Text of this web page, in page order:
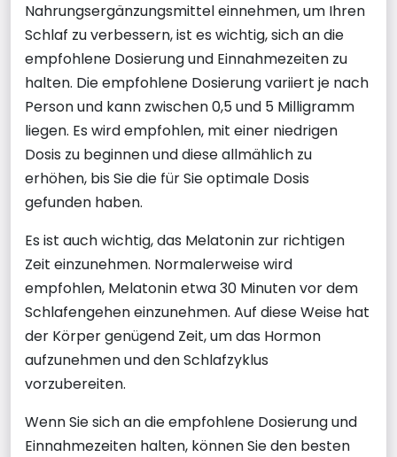
Nahrungsergänzungsmittel einnehmen, um Ihren
Schlaf zu verbessern, ist es wichtig, sich an die
empfohlene Dosierung und Einnahmezeiten zu
halten. Die empfohlene Dosierung variiert je nach
Person und kann zwischen 0,5 und 5 Milligramm
liegen. Es wird empfohlen, mit einer niedrigen
Dosis zu beginnen und diese allmählich zu
erhöhen, bis Sie die für Sie optimale Dosis
gefunden haben.
Es ist auch wichtig, das Melatonin zur richtigen
Zeit einzunehmen. Normalerweise wird
empfohlen, Melatonin etwa 30 Minuten vor dem
Schlafengehen einzunehmen. Auf diese Weise hat
der Körper genügend Zeit, um das Hormon
aufzunehmen und den Schlafzyklus
vorzubereiten.
Wenn Sie sich an die empfohlene Dosierung und
Einnahmezeiten halten, können Sie den besten